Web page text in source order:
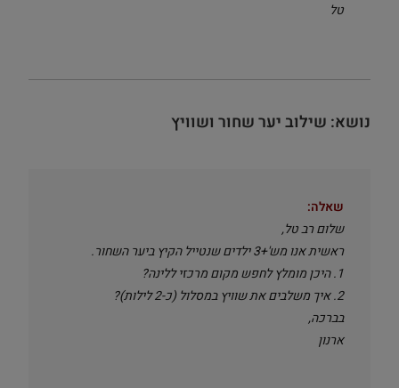
טל
נושא: שילוב יער שחור ושוויץ
שאלה:
שלום רב טל,
ראשית אנו מש'+3 ילדים שנטייל הקיץ ביער השחור.
1. היכן מומלץ לחפש מקום מרכזי ללינה?
2. איך משלבים את שוויץ במסלול (כ-2 לילות)?
בברכה,
ארנון